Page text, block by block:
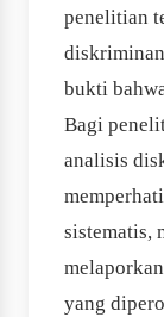
penelitian
bukti
Bagi
analisis
sistematis,
yang